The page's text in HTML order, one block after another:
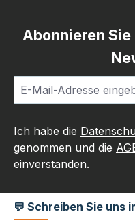
Abonnieren
Ich habe die
genommen und die
einverstanden.
💬 Schreiben Sie uns